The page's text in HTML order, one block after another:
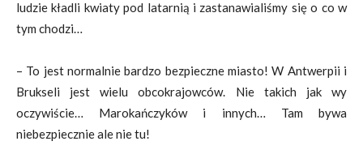
ludzie kładli kwiaty pod latarnią i zastanawialiśmy się o co w
tym chodzi…
– To jest normalnie bardzo bezpieczne miasto! W Antwerpii i
Brukseli jest wielu obcokrajowców. Nie takich jak wy
oczywiście… Marokańczyków i innych… Tam bywa
niebezpiecznie ale nie tu!